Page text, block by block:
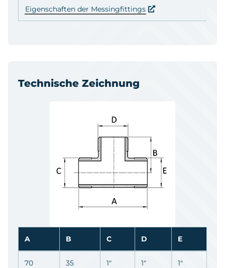
Eigenschaften der Messingfittings
Technische Zeichnung
A B C D E
70 35 1" 1" 1"